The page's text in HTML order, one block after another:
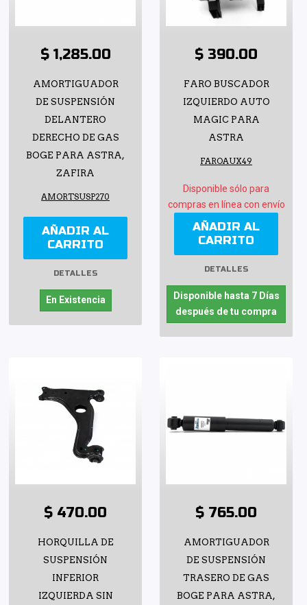
$ 1,285.00
AMORTIGUADOR
DE SUSPENSIÓN
DELANTERO
DERECHO DE GAS
BOGE PARA ASTRA,
ZAFIRA
AMORTSUSP270
AÑADIR AL
CARRITO
DETALLES
En Existencia
$ 390.00
FARO BUSCADOR
IZQUIERDO AUTO
MAGIC PARA
ASTRA
FAROAUX49
Disponible sólo para
compras en línea con envío
AÑADIR AL
CARRITO
DETALLES
Disponible hasta 7 Días
después de tu compra
$ 470.00
HORQUILLA DE
SUSPENSIÓN
INFERIOR
IZQUIERDA SIN
$ 765.00
AMORTIGUADOR
DE SUSPENSIÓN
TRASERO DE GAS
BOGE PARA ASTRA,